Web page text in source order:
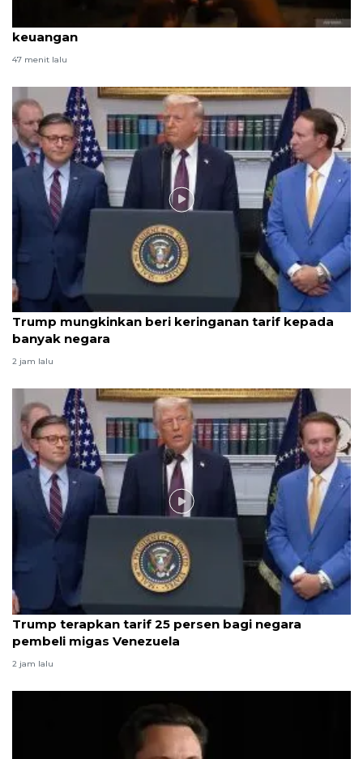
IHSG ditutup menguat dipimpin saham sektor
keuangan
47 menit lalu
Video
Trump mungkinkan beri keringanan tarif kepada
banyak negara
2 jam lalu
Video
Trump terapkan tarif 25 persen bagi negara
pembeli migas Venezuela
2 jam lalu